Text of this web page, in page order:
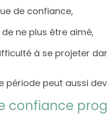
de confiance,
ne plus être aimé,
à se projeter
période peut aussi
confiance